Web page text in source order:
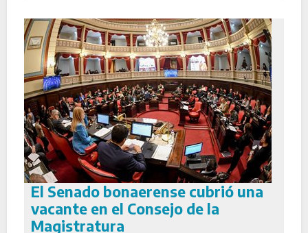
El Senado bonaerense cubrió una
vacante en el Consejo de la
Magistratura